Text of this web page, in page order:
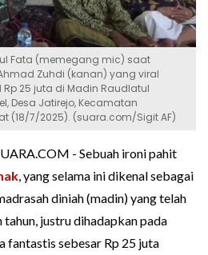
Fata (memegang mic) saat
Zuhdi (kanan) yang viral
25 juta di Madin Raudlatul
Desa Jatirejo, Kecamatan
(18/7/2025). (suara.com/Sigit AF)
- Sebuah ironi pahit
, yang selama ini dikenal sebagai
diniah (madin) yang telah
justru dihadapkan pada
fantastis sebesar Rp 25 juta